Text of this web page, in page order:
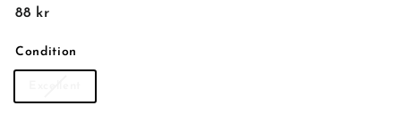
Reguljärt
88 kr88
Condition